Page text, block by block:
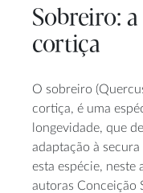
Sobreiro:
cortiça
O sobreiro
cortiça, é uma
longevidade, que
adaptação à
esta espécie, neste
autoras Conceição